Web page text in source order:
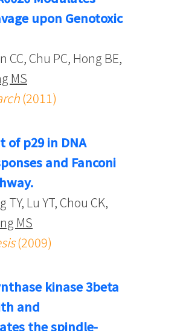
upon Genotoxic
CC, Chu PC, Hong BE,
MS
(2011)
of p29 in DNA
and Fanconi
TY, Lu YT, Chou CK,
MS
(2009)
kinase 3beta
and
the spindle-